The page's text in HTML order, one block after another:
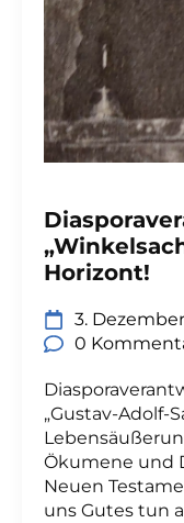
Horizont!
3. Dezember
0
„Gustav-Adolf-
Ökumene und
Neuen
uns Gutes tun